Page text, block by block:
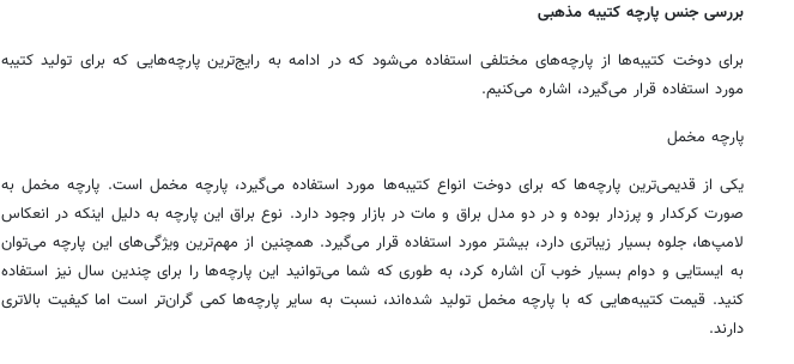
بررسی جنس پارچه کتیبه مذهبی
برای دوخت کتیبه‌ها از پارچه‌های مختلفی استفاده می‌شود که در ادامه به رایج‌ترین پارچه‌هایی که برای تولید کتیبه
مورد استفاده قرار می‌گیرد، اشاره می‌کنیم.
پارچه مخمل
یکی از قدیمی‌ترین پارچه‌ها که برای دوخت انواع کتیبه‌ها مورد استفاده می‌گیرد، پارچه مخمل است. پارچه مخمل به
صورتکرکدار و پرزدار بوده و در دو مدل براق و مات در بازار وجود دارد. نوع براق این پارچه به دلیل اینکه در انعکاس
لامپ‌ها، جلوه بسیار زیباتری دارد، بیشتر مورد استفاده قرار می‌گیرد. همچنین از مهم‌ترین ویژگی‌های این پارچه می‌توان
به ایستایی و دوام بسیار خوب آن اشاره کرد، به طوری که شما می‌توانید این پارچه‌ها را برای چندین سال نیز استفاده
کنید. قیمت کتیبه‌هایی که با پارچه مخمل تولید شده‌اند، نسبت به سایر پارچه‌ها کمی گران‌تر است اما کیفیت بالاتری
دارند.